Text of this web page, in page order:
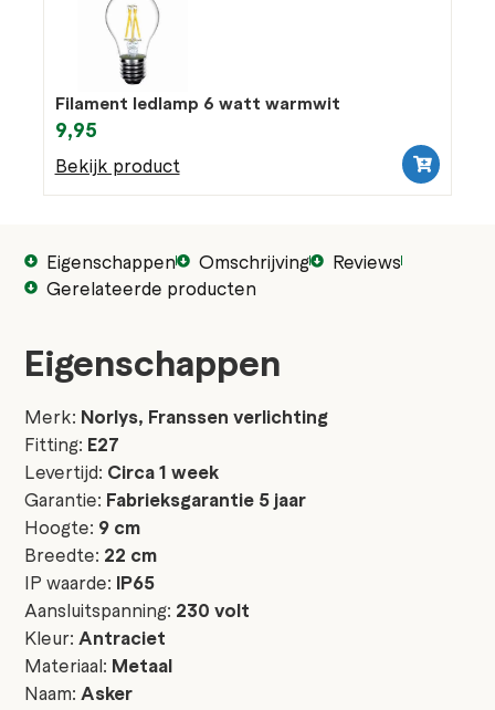
Filament ledlamp 6 watt warmwit
9,95
Bekijk product
Eigenschappen Omschrijving
Reviews
Gerelateerde producten
Eigenschappen
Merk: Norlys, Franssen verlichting
Fitting: E27
Levertijd: Circa 1 week
Garantie: Fabrieksgarantie 5 jaar
Hoogte: 9 cm
Breedte: 22 cm
IP waarde: IP65
Aansluitspanning: 230 volt
Kleur: Antraciet
Materiaal: Metaal
Naam: Asker